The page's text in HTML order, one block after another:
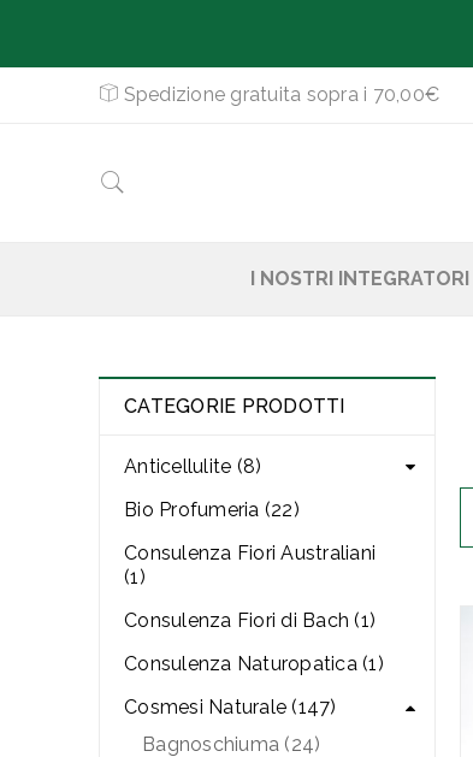
Spedizione gratuita sopra i 70,00€
I NOSTRI INTEGRATORI
CATEGORIE PRODOTTI
Anticellulite (8)
Bio Profumeria (22)
Consulenza Fiori Australiani
(1)
Consulenza Fiori di Bach (1)
Consulenza Naturopatica (1)
Cosmesi Naturale (147)
Bagnoschiuma (24)